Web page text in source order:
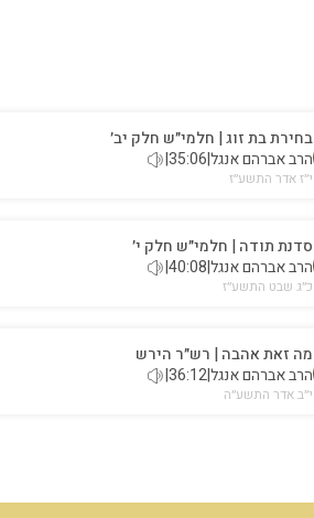
בחירת בת זוג | חלמי״ש חלק יב׳
הרב אברהם אנגל|
35:06
|
י״ז אדר התשע״ז
סדנת תודה | חלמי״ש חלק י׳
הרב אברהם אנגל|
40:08
|
כ״ג שבט התשע״ז
מה זאת אהבה | רש״ר הירש
הרב אברהם אנגל|
36:12
|
י״ב אדר התשע״ה